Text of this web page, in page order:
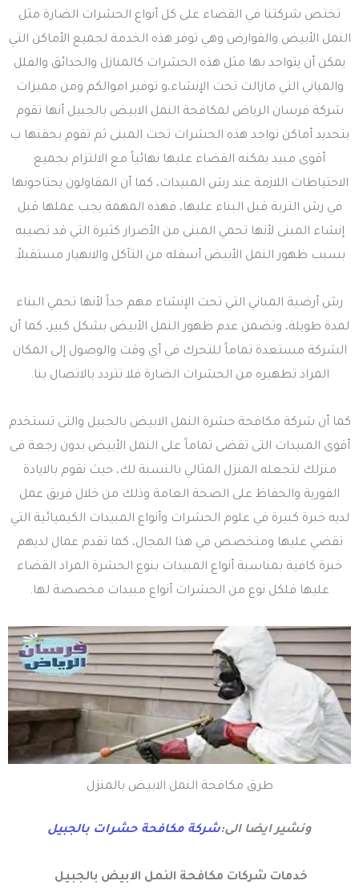
تختص شركتنا في القضاء على كل أنواع الحشرات الضارة مثل
النمل الأبيض والقوارض وهي توفر هذه الخدمة لجميع الأماكن التي
يمكن أن يتواجد بها مثل هذه الحشرات كالمنازل والحدائق والفلل
والمباني التي مازالت تحت الإنشاء،و توفير اموالكم ومن مميزات
شركة فرسان الرياض لمكافحة النمل الابيض بالجبيل أنها تقوم
بتحديد أماكن تواجد هذه الحشرات تحت المبنى ثم تقوم بحقنها ب
أقوى مبيد يمكنه القضاء عليها نهائياً مع الالتزام بجميع
الاحتياطات اللازمة عند رش المبيدات، كما أن المقاولون يحتاجونها
في رش التربة قبل البناء عليها، فهذه المهمة يجب عملها قبل
إنشاء المبنى لأنها تحمي المبنى من الأضرار كثيرة التي قد تصيبه
بسبب ظهور النمل الأبيض أسفله من التآكل والانهيار مستقبلاً.
رش أرضية المباني التي تحت الإنشاء مهم جداً لأنها تحمي البناء
لمدة طويلة، وتضمن عدم ظهور النمل الأبيض بشكل كبير، كما أن
الشركة مستعدة تماماً للتحرك في أي وقت والوصول إلى المكان
المراد تطهيره من الحشرات الضارة فلا تتردد بالاتصال بنا.
كما أن شركة مكافحة حشرة النمل الابيض بالجبيل والتى تستخدم
أقوى المبيدات التى تقضى تماماً على النمل الأبيض بدون رجعة فى
منزلك لتجعله المنزل المثالي بالنسبة لك، حيث نقوم بالايادة
الفورية والحفاظ على الصحة العامة وذلك من خلال فريق عمل
لديه خبرة كبيرة في علوم الحشرات وأنواع المبيدات الكيميائية التي
تقضي عليها ومتخصص في هذا المجال، كما تقدم عمال لديهم
خبرة كافية بمناسبة أنواع المبيدات بنوع الحشرة المراد القضاء
عليها فلكل نوع من الحشرات أنواع مبيدات مخصصة لها.
طرق مكافحة النمل الابيض بالمنزل
ونشير ايضا الى:شركة مكافحة حشرات بالجبيل
خدمات شركات مكافحة النمل الابيض بالجبيل